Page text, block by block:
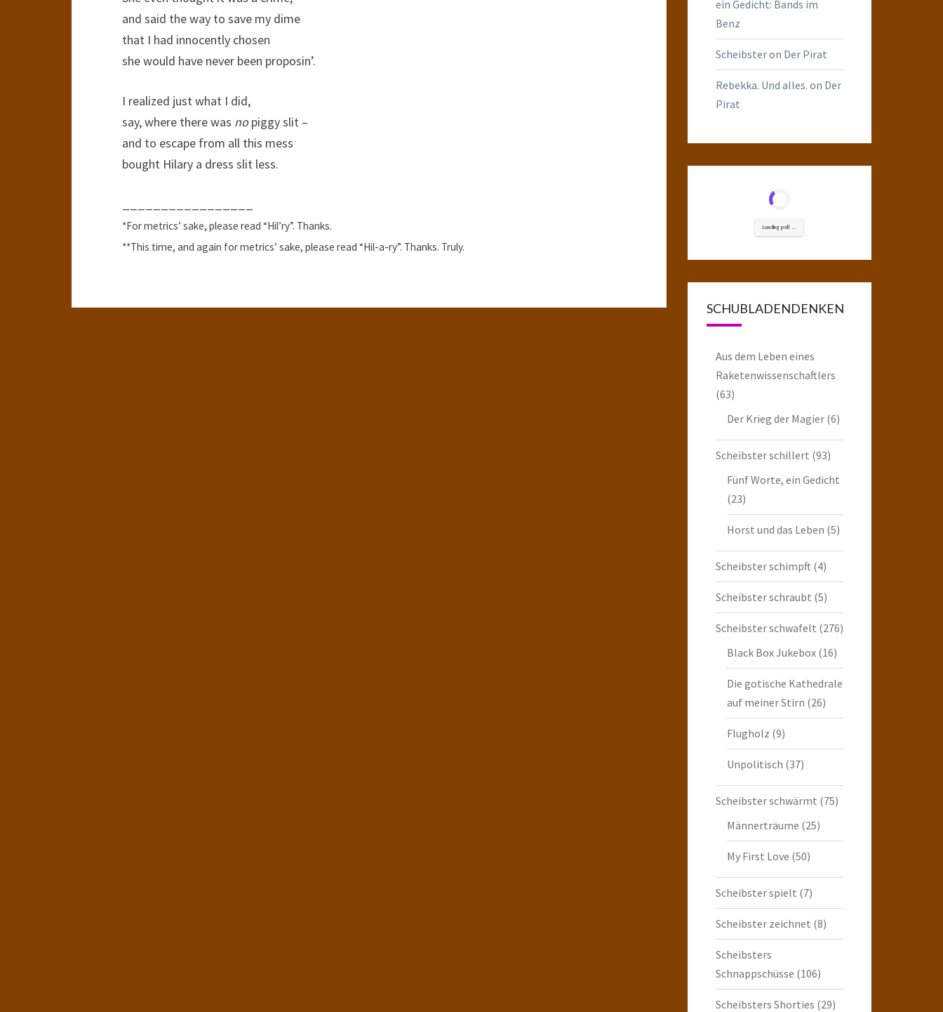
and said the way to save my dime
that I had innocently chosen
she would have never been proposin’.
I realized just what I did,
say, where there was nopiggy slit –
and to escape from all this mess
bought Hilary a dress slit less.
*For metrics’ sake, please read “Hil’ry”. Thanks.
**This time, and again for metrics’ sake, please read “Hil-a-ry”. Thanks. Truly.
ein Gedicht: Bands im
Benz
Scheibsteron Der Pirat
Rebekka. Und alles. on Der
Pirat
Loading poll ...
SCHUBLADENDENKEN
Aus dem Leben eines
Raketenwissenschaftlers
(63)
Der Krieg der Magier(6)
Scheibster schillert (93)
Fünf Worte, ein Gedicht
(23)
Horst und das Leben (5)
Scheibster schimpft (4)
Scheibster schraubt (5)
Scheibster schwafelt (276)
Black Box Jukebox(16)
Die gotische Kathedrale
auf meiner Stirn (26)
Flugholz (9)
Unpolitisch (37)
Scheibster schwärmt (75)
Männerträume (25)
My First Love (50)
Scheibster spielt (7)
Scheibster zeichnet (8)
Scheibsters
Schnappschüsse (106)
Scheibsters Shorties (29)